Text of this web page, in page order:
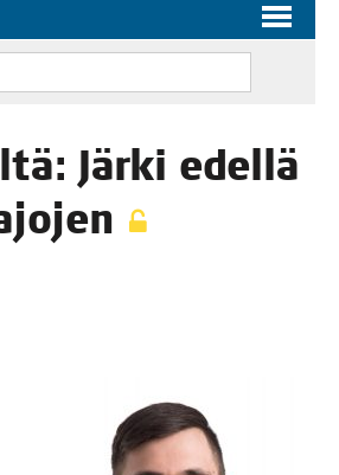
Jär­ki edel­lä